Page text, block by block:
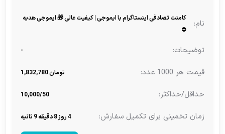
کامنت تصادفی اینستاگرام با ایموجی | کیفیت عالی 🎁 ایموجی هدیه
⛔
-
تومان 1,832,780
10,000/50
4 روز 8 دقیقه 9 ثانیه